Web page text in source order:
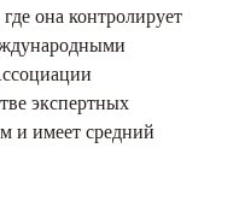
она контролирует
экспертных
и имеет средний